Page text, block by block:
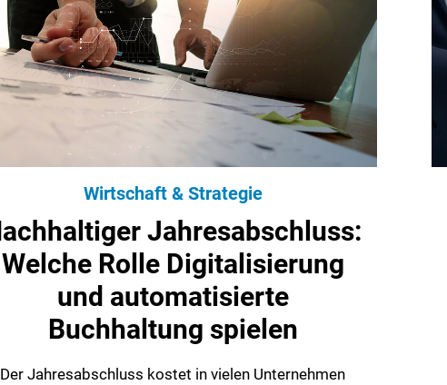
Wirtschaft & Strategie
Jahresabschluss:
Welche Rolle Digitalisierung
und automatisierte
Buchhaltung spielen
Der Jahresabschluss kostet in vielen Unternehmen